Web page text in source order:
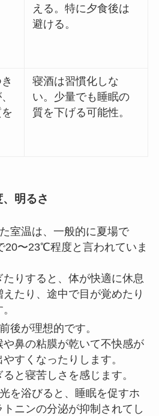
える。特に夕食後は
避ける。
寝酒は習慣化しな
い。少量でも睡眠の
質を下げる可能性。
明るさ
室温は、一般的に夏場で
〜23℃程度と言われていま
りすると、体が快適に休息
たり、途中で目が覚めたり
後が理想的です。
鼻の粘膜が乾いて不快感が
すくなったりします。
と寝苦しさを感じます。
を浴びると、睡眠を促すホ
ニンの分泌が抑制されてし